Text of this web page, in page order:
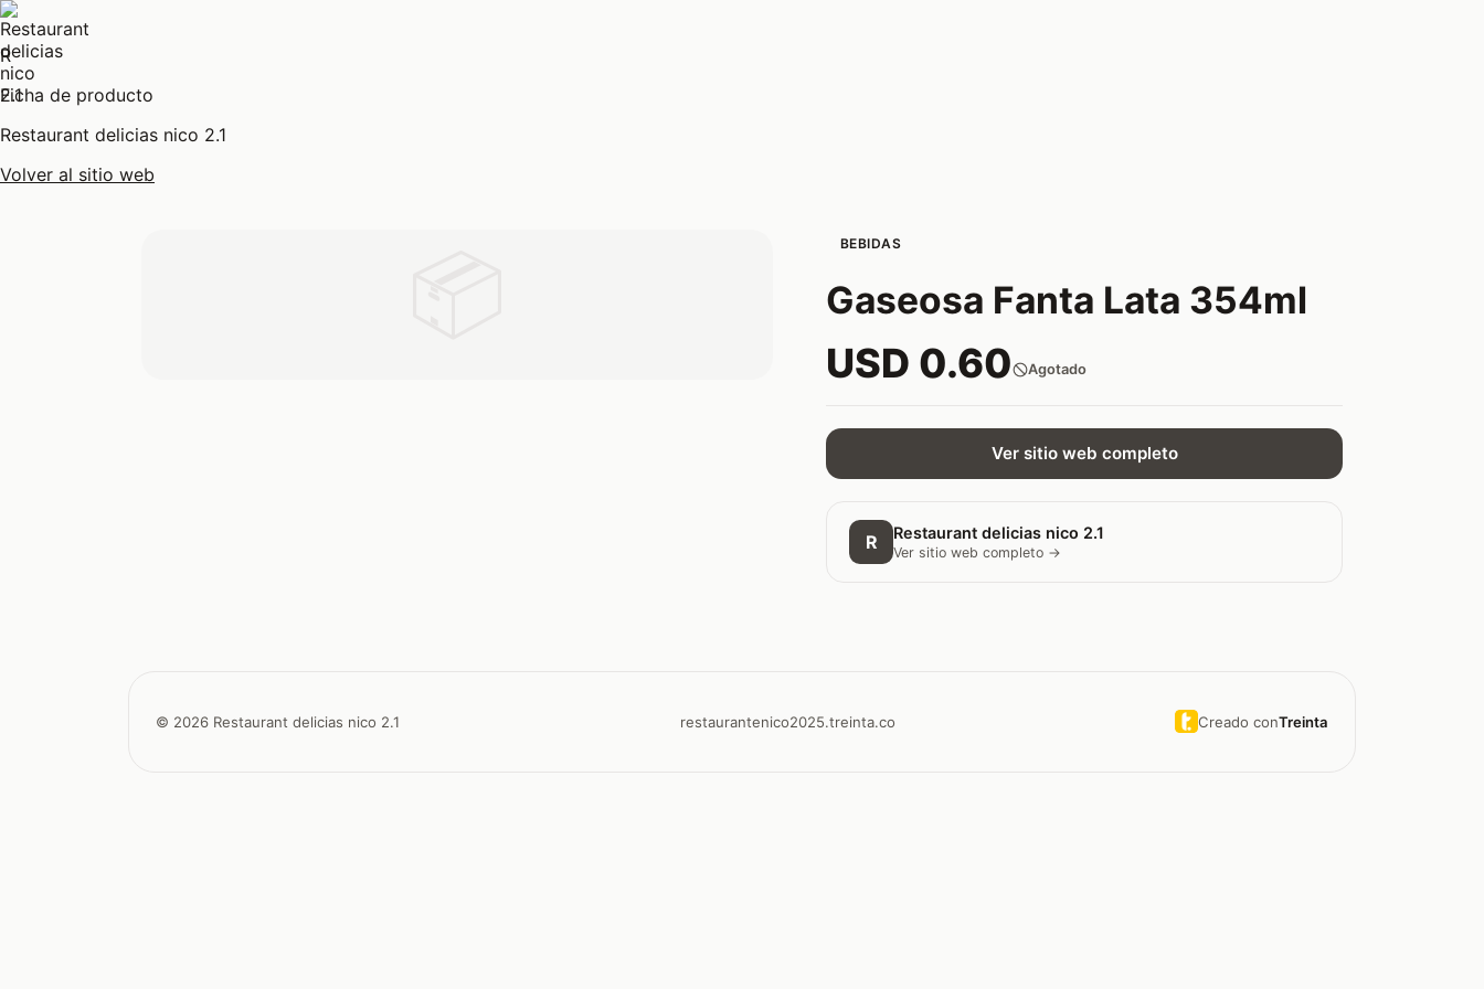
R
Ficha de producto
Restaurant delicias nico 2.1
Volver al sitio web
BEBIDAS
Gaseosa Fanta Lata 354ml
USD 0.60 Agotado
Ver sitio web completo
R Restaurant delicias nico 2.1
Ver sitio web completo →
© 2026 Restaurant delicias nico 2.1 restaurantenico2025.treinta.co Creado conTreinta